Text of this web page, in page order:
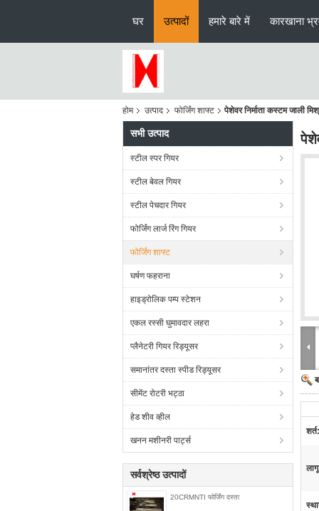
घर उत्पादों हमारे बारे में कारखाना
होम उत्पाद फोर्जिंग शाफ्ट पेशेवर निर्माता कस्टम जाली
सभी उत्पाद
स्टील स्पर गियर
स्टील बेवल गियर
स्टील पेचदार गियर
फोर्जिंग लार्ज रिंग गियर
फोर्जिंग शाफ्ट
घर्षण फहराना
हाइड्रोलिक पम्प स्टेशन
एकल रस्सी घुमावदार लहरा
प्लैनेटरी गियर रिड्यूसर
समानांतर दस्ता स्पीड रिड्यूसर
सीमेंट रोटरी भट्ठा
हेड शीव व्हील
खनन मशीनरी पार्ट्स
सर्वश्रेष्ठ उत्पादों
20CRMNTI फोर्जिंग दस्ता
शर्त:
लागू